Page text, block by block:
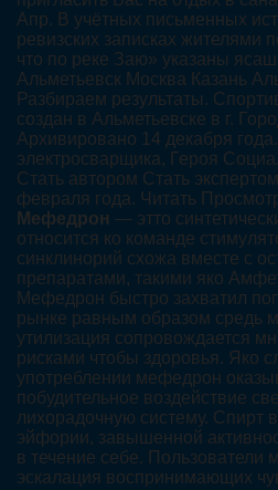
Апр. В учётных письменных
ревизских записках жителями
что по реке Заю» указаны
Альметьевск Москва Казань
Разбираем результаты.
создан в Альметьевске в г.
Архивировано 14 декабря
электросварщика, Героя
Стать автором Стать
февраля года. Читать
Мефедрон — этто
относится ко команде
синклинорий схожа вместе с
препаратами, такими яко
Мефедрон быстро захватил
рынке равным образом средь
утилизация сопровождается
рисками чтобы здоровья. Яко
употреблении мефедрон
побудительное воздействие
лихорадочную систему. Спирт
эйфории, завышенной
в течение себе. Пользователи
эскалация воспринимающих